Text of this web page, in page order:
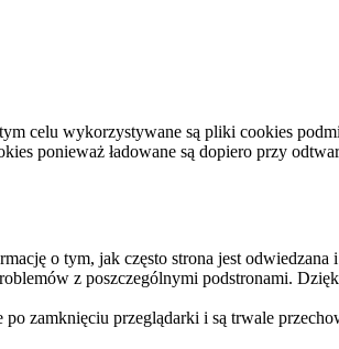
celu wykorzystywane są pliki cookies
ponieważ ładowane są dopiero przy
o tym, jak często strona jest
z poszczególnymi podstronami.
zamknięciu przeglądarki i są trwale